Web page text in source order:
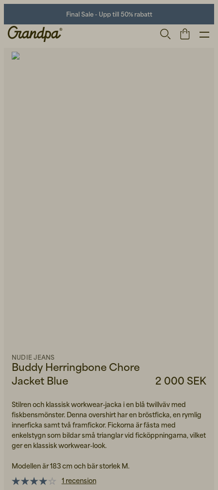
Final Sale - Upp till 50% rabatt
Buddy Herringbone Chore
Jacket Blue
NUDIE JEANS
2 000 SEK
Stilren och klassisk workwear-jacka i en blå twillväv med
fiskbensmönster. Denna overshirt har en bröstficka, en rymlig
innerficka samt två framfickor. Fickorna är fästa med
enkelstygn som bildar små trianglar vid ficköppningarna, vilket
ger en klassisk workwear-look.
Modellen är 183 cm och bär storlek M.
1 recension